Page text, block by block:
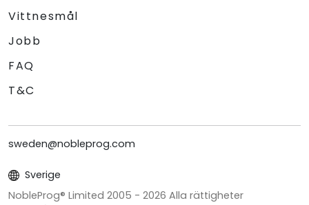
Vittnesmål
Jobb
FAQ
T&C
sweden@nobleprog.com
Sverige
NobleProg® Limited 2005 - 2026 Alla rättigheter